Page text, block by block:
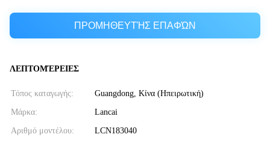
ΠΡΟΜΗΘΕΥΤΉΣ ΕΠΑΦΏΝ
ΛΕΠΤΟΜΈΡΕΙΕΣ
Τόπος καταγωγής: Guangdong, Κίνα (Ηπειρωτική)
Μάρκα: Lancai
Αριθμό μοντέλου: LCN183040